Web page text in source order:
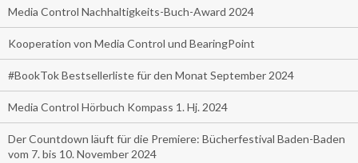
Media Control Nachhaltigkeits-Buch-Award 2024
Kooperation von Media Control und BearingPoint
#BookTok Bestsellerliste für den Monat September 2024
Media Control Hörbuch Kompass 1. Hj. 2024
Der Countdown läuft für die Premiere: Bücherfestival Baden-Baden
vom 7. bis 10. November 2024